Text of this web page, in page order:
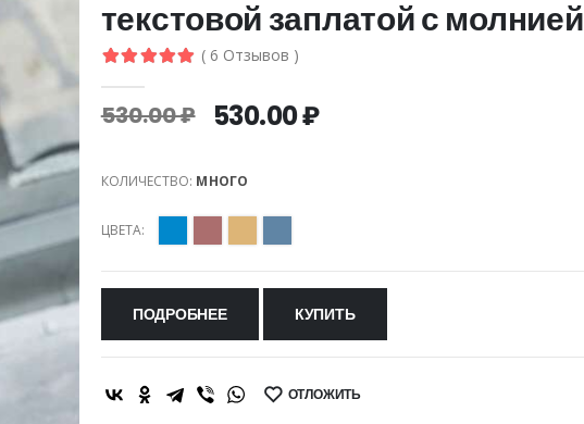
текстовой заплатой с молнией
( 6 Отзывов )
530.00 ₽ 530.00 ₽
КОЛИЧЕСТВО: МНОГО
ЦВЕТА:
ПОДРОБНЕЕ КУПИТЬ
SHARE: ОТЛОЖИТЬ